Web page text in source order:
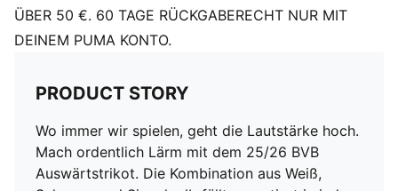
ÜBER 50 €. 60 TAGE RÜCKGABERECHT NUR MIT
DEINEM PUMA KONTO.
PRODUCT STORY
Wo immer wir spielen, geht die Lautstärke hoch.
Mach ordentlich Lärm mit dem 25/26 BVB
Auswärtstrikot. Die Kombination aus Weiß,